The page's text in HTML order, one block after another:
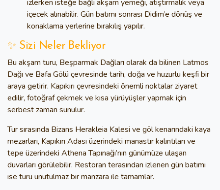
izlerken isteğe bağlı akşam yemeği, atıştırmalık veya
içecek alınabilir. Gün batımı sonrası Didim’e dönüş ve
konaklama yerlerine bırakılış yapılır.
✨ Sizi Neler Bekliyor
Bu akşam turu, Beşparmak Dağları olarak da bilinen Latmos
Dağı ve Bafa Gölü çevresinde tarih, doğa ve huzurlu keşfi bir
araya getirir. Kapıkırı çevresindeki önemli noktalar ziyaret
edilir, fotoğraf çekmek ve kısa yürüyüşler yapmak için
serbest zaman sunulur.
Tur sırasında Bizans Herakleia Kalesi ve göl kenarındaki kaya
mezarları, Kapıkırı Adası üzerindeki manastır kalıntıları ve
tepe üzerindeki Athena Tapınağı’nın günümüze ulaşan
duvarları görülebilir. Restoran terasından izlenen gün batımı
ise turu unutulmaz bir manzara ile tamamlar.